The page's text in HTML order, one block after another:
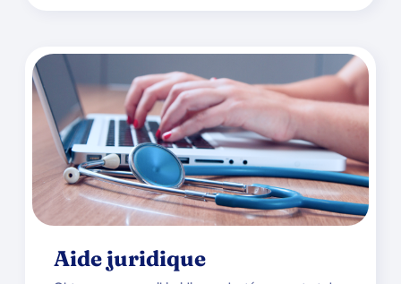
Aide juridique